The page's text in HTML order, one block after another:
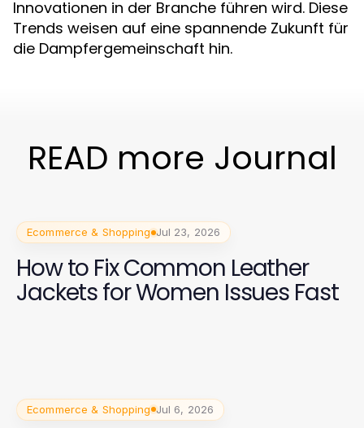
Innovationen in der Branche führen wird. Diese
Trends weisen auf eine spannende Zukunft für
die Dampfergemeinschaft hin.
READ more Journal
Ecommerce & Shopping Jul 23, 2026
How to Fix Common Leather
Jackets for Women Issues Fast
Ecommerce & Shopping Jul 6, 2026